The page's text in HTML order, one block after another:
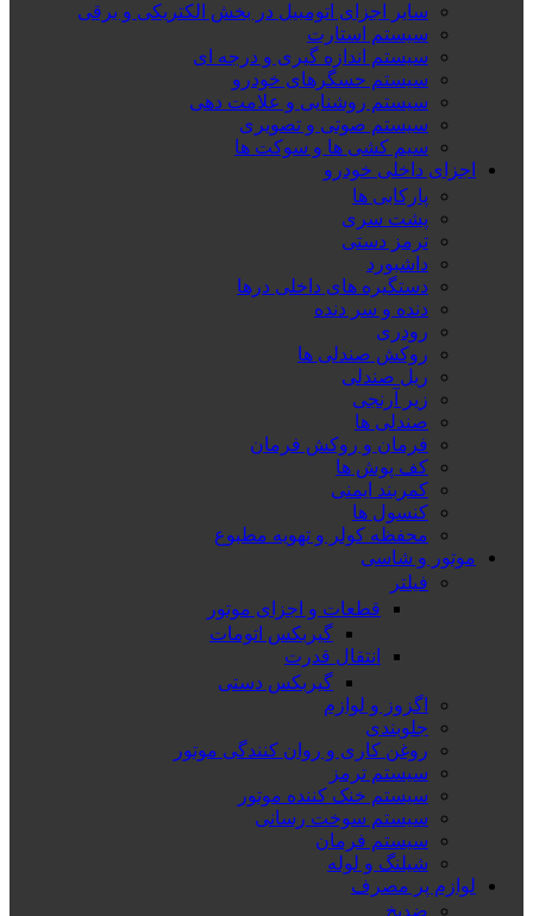
سایر اجزای اتومبیل در بخش الکتریکی و برقی
سیستم استارت
سیستم اندازه گیری و درجه ای
سیستم حسگرهای خودرو
سیستم روشنایی و علامت دهی
سیستم صوتی و تصویری
سیم کشی ها و سوکت ها
اجزای داخلی خودرو
پارکابی ها
پشت سری
ترمز دستی
داشبورد
دستگیره های داخلی درها
دنده و سر دنده
رودری
روکش صندلی ها
ریل صندلی
زیر آرنجی
صندلی ها
فرمان و روکش فرمان
کف پوش ها
کمربند ایمنی
کنسول ها
محفظه کولر و تهویه مطبوع
موتور و شاسی
فیلتر
قطعات و اجزای موتور
گیربکس اتومات
انتقال قدرت
گیربکس دستی
اگزوز و لوازم
جلوبندی
روغن کاری و روان کنندگی موتور
سیستم ترمز
سیستم خنک کننده موتور
سیستم سوخت رسانی
سیستم فرمان
شیلنگ و لوله
لوازم پر مصرف
ضدیخ